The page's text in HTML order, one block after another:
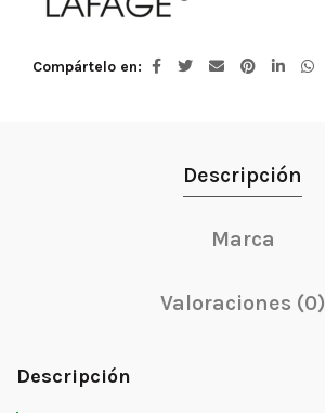
Compártelo en
Descripción
Marca
Valoraciones (0)
Descripción